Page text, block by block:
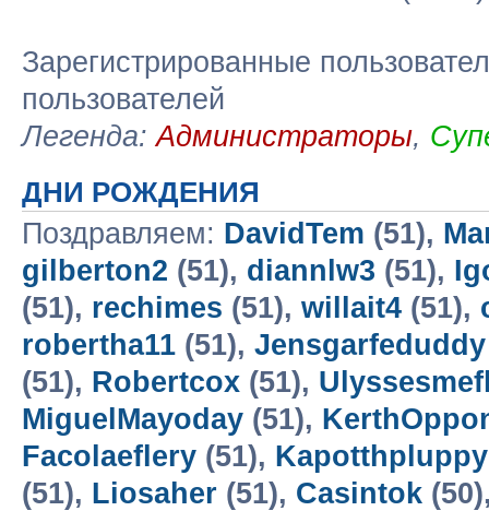
Зарегистрированные
пользователей
Легенда:Администраторы,
ДНИ РОЖДЕНИЯ
Поздравляем: DavidTem (51),
gilberton2 (51), diannlw3 (51),
(51), rechimes (51), willait4 (51),
robertha11 (51), Jensgarfeduddy
(51), Robertcox (51),
MiguelMayoday (51),
Facolaeflery (51),
(51), Liosaher (51), Casintok